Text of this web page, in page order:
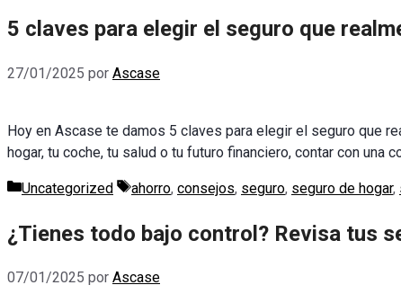
5 claves para elegir el seguro que
27/01/2025 por Ascase
Hoy en Ascase te damos 5 claves para elegir el seguro que
hogar, tu coche, tu salud o tu futuro financiero, contar con una
Categorías
Uncategorized Etiquetas
ahorro, consejos, seguro, seguro de hogar,
¿Tienes todo bajo control? Revisa tus
07/01/2025 por Ascase